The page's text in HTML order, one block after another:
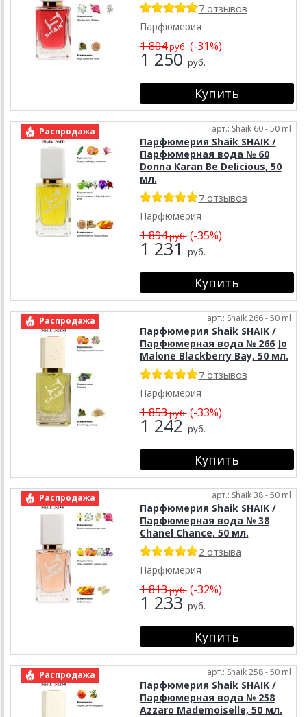
7 отзывов
Парфюмерия
1 804руб.(-31%)
1 250 руб.
Распродажа арт.: Shaik 60 - 50 ml
Парфюмерия Shaik SHAIK /
Парфюмерная вода № 60
Donna Karan Be Delicious, 50
мл.
7 отзывов
Парфюмерия
1 894руб.(-35%)
1 231 руб.
Распродажа арт.: Shaik 266 - 50 ml
Парфюмерия Shaik SHAIK /
Парфюмерная вода № 266 Jo
Malone Blackberry Bay, 50 мл.
7 отзывов
Парфюмерия
1 853руб.(-33%)
1 242 руб.
Распродажа арт.: Shaik 38 - 50 ml
Парфюмерия Shaik SHAIK /
Парфюмерная вода № 38
Chanel Chance, 50 мл.
2 отзыва
Парфюмерия
1 813руб.(-32%)
1 233 руб.
Распродажа арт.: Shaik 258 - 50 ml
Парфюмерия Shaik SHAIK /
Парфюмерная вода № 258
Azzaro Mademoiselle, 50 мл.